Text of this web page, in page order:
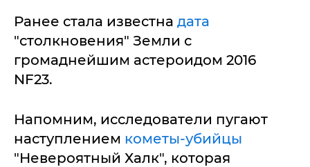
Ранее стала известна дата
"столкновения" Земли с
громаднейшим астероидом 2016
NF23.
Напомним, исследователи пугают
наступлением кометы-убийцы
"Невероятный Халк", которая